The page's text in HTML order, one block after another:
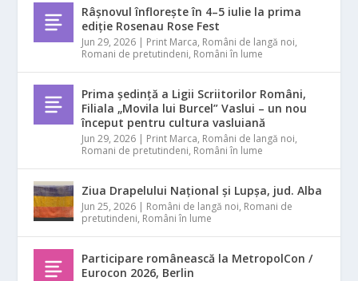
Râșnovul înflorește în 4–5 iulie la prima
ediție Rosenau Rose Fest
Jun 29, 2026 | Print Marca, Români de langă noi,
Romani de pretutindeni, Români în lume
Prima ședință a Ligii Scriitorilor Români,
Filiala „Movila lui Burcel” Vaslui – un nou
început pentru cultura vasluiană
Jun 29, 2026 | Print Marca, Români de langă noi,
Romani de pretutindeni, Români în lume
Ziua Drapelului Național și Lupșa, jud. Alba
Jun 25, 2026 | Români de langă noi, Romani de
pretutindeni, Români în lume
Participare românească la MetropolCon /
Eurocon 2026, Berlin